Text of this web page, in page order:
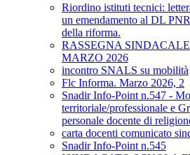
Riordino istituti tecnici:
un emendamento al DL
della riforma.
RASSEGNA
MARZO 2026
incontro SNALS su mobilità
Flc Informa. Marzo 2026, 2
Snadir Info-Point n.547 -
territoriale/professionale e
personale docente di
carta docenti comunicato
Snadir Info-Point n.545